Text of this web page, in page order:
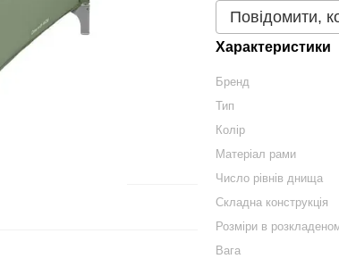
Повідомити,
Характеристики
Бренд
Тип
Колір
Матеріал рами
Число рівнів днища
Складна конструкція
Розміри в
Вага